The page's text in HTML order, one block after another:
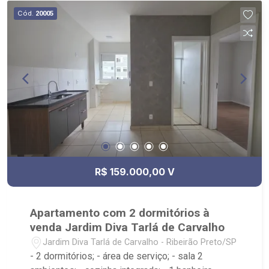
Locação, imobiliária é Ribeirão Imóveis - sede na
Av. Professor João Fiusa;
Cód. 20005
R$ 159.000,00 V
Apartamento com 2 dormitórios à
venda Jardim Diva Tarlá de Carvalho
Jardim Diva Tarlá de Carvalho - Ribeirão Preto/SP
- 2 dormitórios; - área de serviço; - sala 2